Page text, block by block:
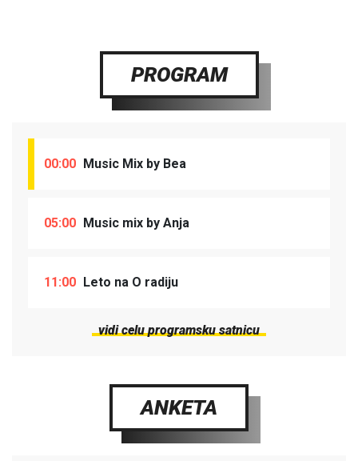
PROGRAM
00:00 Music Mix by Bea
05:00 Music mix by Anja
11:00 Leto na O radiju
vidi celu programsku satnicu
ANKETA